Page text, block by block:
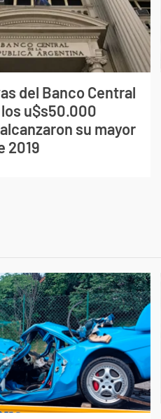
del Banco Central
u$s50.000
su mayor
2019